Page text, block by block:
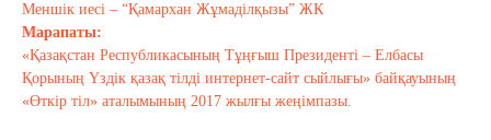
Меншік иесі – “Қамархан Жұмаділқызы” ЖК
Марапаты:
«Қазақстан Республикасының Тұңғыш Президенті – Елбасы
Қорының Үздік қазақ тілді интернет-сайт сыйлығы» байқауының
«Өткір тіл» аталымының 2017 жылғы жеңімпазы.